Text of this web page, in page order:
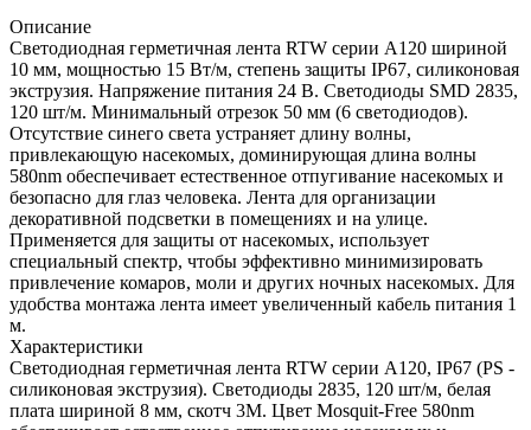
Описание
Светодиодная герметичная лента RTW серии A120 шириной
10 мм, мощностью 15 Вт/м, степень защиты IP67, силиконовая
экструзия. Напряжение питания 24 В. Светодиоды SMD 2835,
120 шт/м. Минимальный отрезок 50 мм (6 светодиодов).
Отсутствие синего света устраняет длину волны,
привлекающую насекомых, доминирующая длина волны
580nm обеспечивает естественное отпугивание насекомых и
безопасно для глаз человека. Лента для организации
декоративной подсветки в помещениях и на улице.
Применяется для защиты от насекомых, использует
специальный спектр, чтобы эффективно минимизировать
привлечение комаров, моли и других ночных насекомых. Для
удобства монтажа лента имеет увеличенный кабель питания 1
м.
Характеристики
Светодиодная герметичная лента RTW серии A120, IP67 (PS -
силиконовая экструзия). Светодиоды 2835, 120 шт/м, белая
плата шириной 8 мм, скотч 3M. Цвет Mosquit-Free 580nm